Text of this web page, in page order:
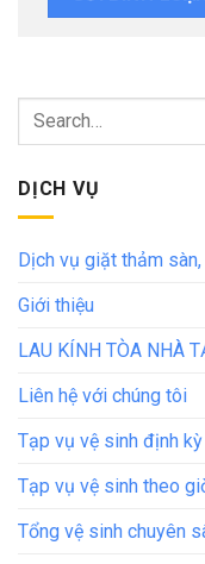
DỊCH VỤ
Dịch vụ giặt thảm
Giới thiệu
LAU KÍNH TÒA NHÀ
Liên hệ với chúng tôi
Tạp vụ vệ sinh định
Tạp vụ vệ sinh theo
Tổng vệ sinh chuyên